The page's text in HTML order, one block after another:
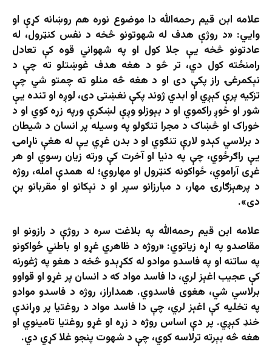
علامه ابن قیم رحمه‌الله دا موضوع نوره هم روښانه کړې او
وايي: «د روژې هدف له شهوتونو څخه د نفس کنټرول، له
عادتونو څخه یې جلا کول او په شهواني قوه کې تعادل
رامنځته کول دي، تر څو د هغه هدف غوښتلو ته چې د
نېکمرغۍ راز پکې دی او د هغه څه منلو ته چمتو شي چې
تزکیه پرې کېږي او ابدي ژوند پکې نغښتی دی، لوږه او تنده یې
شور او ځوږ راکموي او د بېوزلو وږې لښکرې ورپه زړه کوي او د
خوراک او څښاک د مجرا تنګولو په وسیله پر انسان د شیطان
د برلاسي کېدو لارې تنګوي او د بدن غړي یې له هغې ناړامۍ
یې راګرځوي، چې په دنیا او آخرت کې ورته زیان رسوي او هر
غړی آراموي، ځواکونه کنټرول او مهاروي؛ له همدې امله، روژه
د پرهېزګارۍ مهار، د مبارزانو سپر او د نېکانو او مقربانو بڼ
دی».
علامه ابن قیم رحمه‌الله په بلاغت سره د روژې د رازونو او
مقاصدو په اړه زیاتوي: «روژه د ظاهري غړو او باطني ځواکونو
په ساتنه او په فاسدو موادو له ککړېدو څخه د هغو په ژغورنه
کې عجیب اغېز لري، دا فاسد مواد که د انسان پر غړو او قواوو
برلاسي شي، هغوی فاسدوي. همداراز، روژه د فاسدو موادو
په تخلیه کې اغېز لري، چې دا فاسد مواد د روغتیا پر وړاندې
خنډ کېږي. پر دې اساس روژه د زړه او غړو روغتیا تامینوي او
هغه څه بېرته ترلاسه کوي، چې د شهوت پنجو غلا کړي دي.